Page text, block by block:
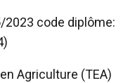
2023 code diplôme:
Agriculture (TEA)